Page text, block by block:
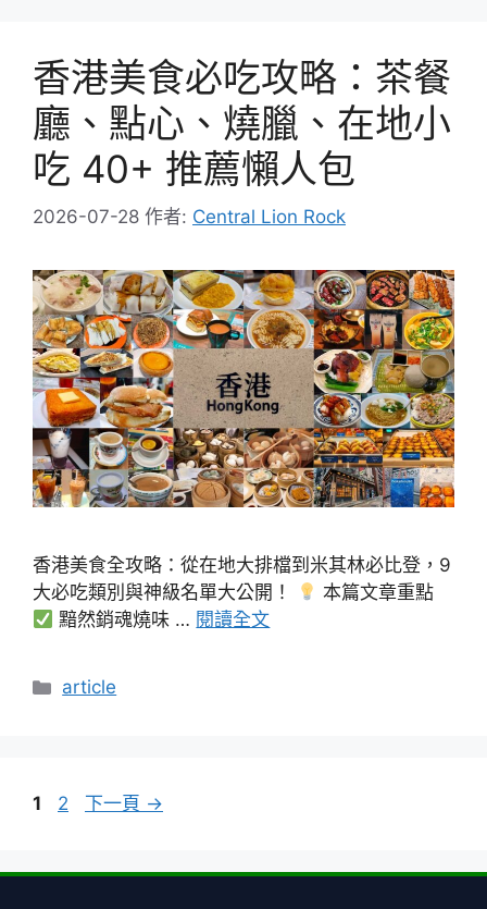
香港美食必吃攻略：茶餐
廳、點心、燒臘、在地小
吃 40+ 推薦懶人包
2026-07-28 作者: Central Lion Rock
香港美食全攻略：從在地大排檔到米其林必比登，9
大必吃類別與神級名單大公開！
本篇文章重點
黯然銷魂燒味 … 閱讀全文
分
article
頁
1
頁
2 下一頁 →